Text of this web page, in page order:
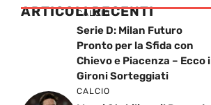
ARTICOLI RECENTI
CALCIO
Serie D: Milan Futuro
Pronto per la Sfida con
Chievo e Piacenza – Ecco i
Gironi Sorteggiati
CALCIO